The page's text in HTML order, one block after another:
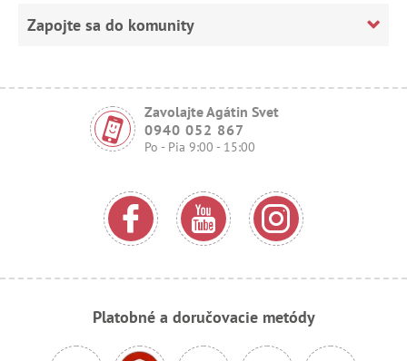
Zapojte sa do komunity
Zavolajte Agátin Svet
0940 052 867
Po - Pia 9:00 - 15:00
Platobné a doručovacie metódy